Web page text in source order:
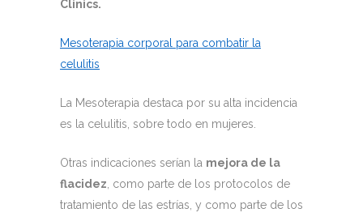
Clinics.
Mesoterapia corporal para combatir la
celulitis
La Mesoterapia destaca por su alta incidencia
es la celulitis, sobre todo en mujeres.
Otras indicaciones serían la mejora de la
flacidez , como parte de los protocolos de
tratamiento de las estrías, y como parte de los